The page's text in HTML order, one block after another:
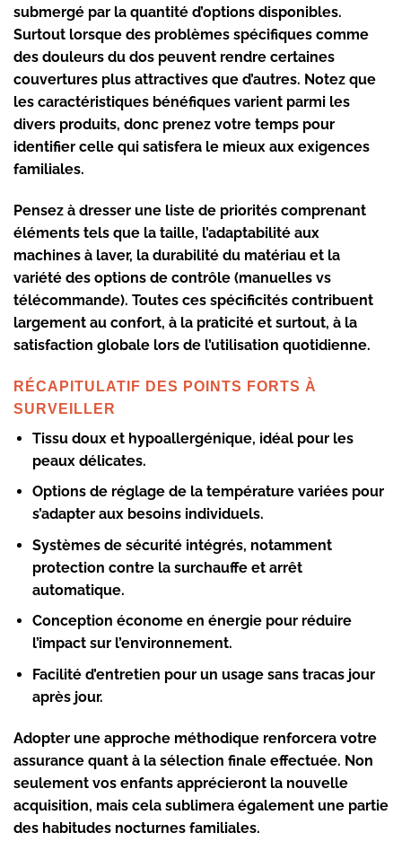
submergé par la quantité d’options disponibles.
Surtout lorsque des problèmes spécifiques comme
des douleurs du dos peuvent rendre certaines
couvertures plus attractives que d’autres. Notez que
les caractéristiques bénéfiques varient parmi les
divers produits, donc prenez votre temps pour
identifier celle qui satisfera le mieux aux exigences
familiales.
Pensez à dresser une liste de priorités comprenant
éléments tels que la taille, l’adaptabilité aux
machines à laver, la durabilité du matériau et la
variété des options de contrôle (manuelles vs
télécommande). Toutes ces spécificités contribuent
largement au confort, à la praticité et surtout, à la
satisfaction globale lors de l’utilisation quotidienne.
RÉCAPITULATIF DES POINTS FORTS À
SURVEILLER
Tissu doux et hypoallergénique, idéal pour les
peaux délicates.
Options de réglage de la température variées pour
s’adapter aux besoins individuels.
Systèmes de sécurité intégrés, notamment
protection contre la surchauffe et arrêt
automatique.
Conception économe en énergie pour réduire
l’impact sur l’environnement.
Facilité d’entretien pour un usage sans tracas jour
après jour.
Adopter une approche méthodique renforcera votre
assurance quant à la sélection finale effectuée. Non
seulement vos enfants apprécieront la nouvelle
acquisition, mais cela sublimera également une partie
des habitudes nocturnes familiales.